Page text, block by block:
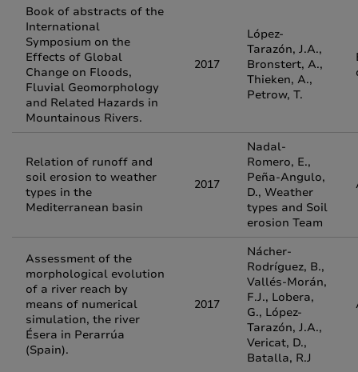
Book of abstracts of the
International
Symposium on the
Effects of Global
Change on Floods,
Fluvial Geomorphology
and Related Hazards in
Mountainous Rivers.
2017
López-
Tarazón, J.A.,
Bronstert, A.,
Thieken, A.,
Petrow, T.
Relation of runoff and
soil erosion to weather
types in the
Mediterranean basin
2017
Nadal-
Romero, E.,
Peña-Angulo,
D., Weather
types and Soil
erosion Team
Assessment of the
morphological evolution
of a river reach by
means of numerical
simulation, the river
Ésera in Perarrúa
(Spain).
2017
Nácher-
Rodríguez, B.,
Vallés-Morán,
F.J., Lobera,
G., López-
Tarazón, J.A.,
Vericat, D.,
Batalla, R.J